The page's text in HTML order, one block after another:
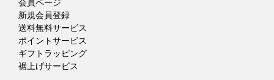
会員ページ
新規会員登録
送料無料サービス
ポイントサービス
ギフトラッピング
裾上げサービス